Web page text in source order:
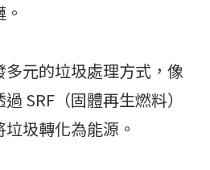
元的垃圾處理方式，像
SRF（固體再生燃料）
圾轉化為能源。